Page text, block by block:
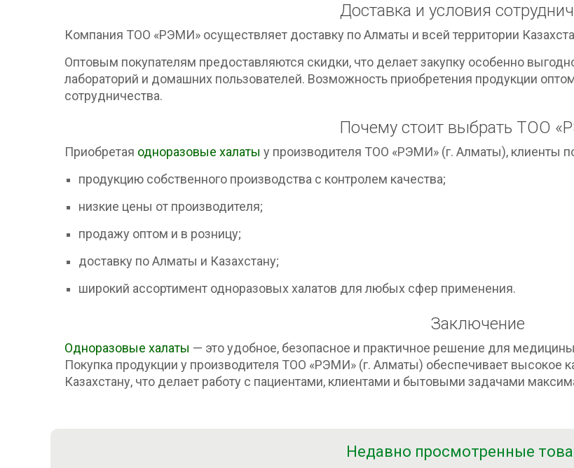
Доставка и условия
Компания ТОО «РЭМИ» осуществляет доставку по Алматы и всей территории
Оптовым покупателям предоставляются скидки, что делает закупку особенно
лабораторий и домашних пользователей. Возможность приобретения продукции
сотрудничества.
Почему стоит выбрать ТОО
Приобретая одноразовые халаты у производителя ТОО «РЭМИ» (г. Алматы), клиенты
продукцию собственного производства с контролем качества;
низкие цены от производителя;
продажу оптом и в розницу;
доставку по Алматы и Казахстану;
широкий ассортимент одноразовых халатов для любых сфер применения.
Заключение
Одноразовые халаты — это удобное, безопасное и практичное решение для
Покупка продукции у производителя ТОО «РЭМИ» (г. Алматы) обеспечивает высокое
Казахстану, что делает работу с пациентами, клиентами и бытовыми задачами
Недавно просмотренные